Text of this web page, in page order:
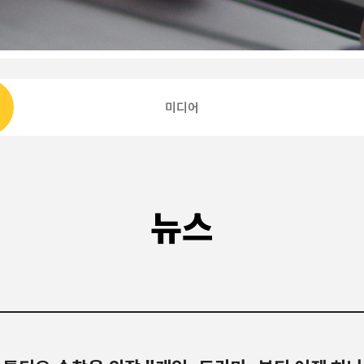
미디어
뉴스